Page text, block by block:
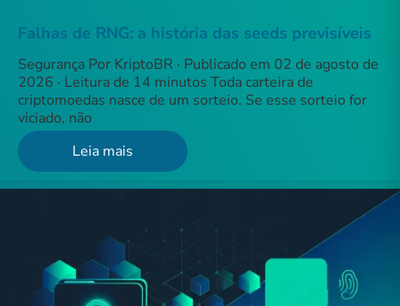
Falhas de RNG: a história das seeds previsíveis
Segurança Por KriptoBR · Publicado em 02 de agosto de
2026 · Leitura de 14 minutos Toda carteira de
criptomoedas nasce de um sorteio. Se esse sorteio for
viciado, não
Leia mais